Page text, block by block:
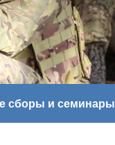
сборы и семинары